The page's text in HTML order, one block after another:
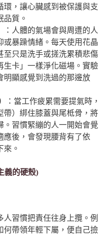
環，讓心臟感到被保護與支
品質。
：人體的氣場會與周遭的人
或暴躁情緒。每天使用花晶
至只是洗手或搓洗累積悲傷
生卡」一樣淨化磁場。實驗
明顯感覺到洗過的那邊放
：當工作疲累需要提氣時，
帶）綁住膝蓋與尾柢骨，將
。習慣緊繃的人一開始會覺
應後，會發現腰背有了依
來。
義的硬殼)
人習慣把責任往身上攬。例
何帶領年輕下屬，便自己撿